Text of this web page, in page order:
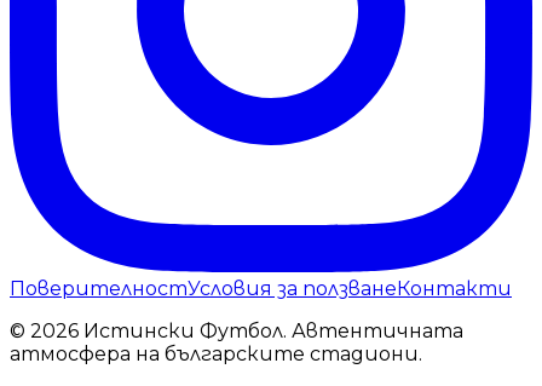
ПоверителностУсловия за ползванеКонтакти
© 2026 Истински Футбол. Автентичната
атмосфера на българските стадиони.